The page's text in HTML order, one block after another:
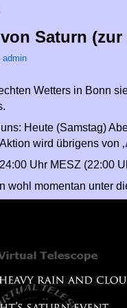
Saturn
admin
Wetters in Bonn
Heute (Samstag)
wird übrigens von ‚
Uhr MESZ (22:00
wohl momentan unter